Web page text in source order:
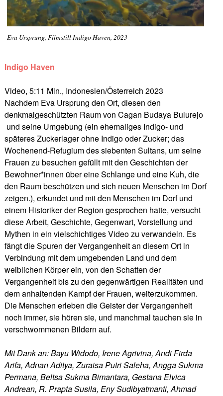
Eva Ursprung, Filmstill Indigo Haven, 2023
Indigo Haven
Video, 5:11 Min., Indonesien/Österreich 2023
Nachdem Eva Ursprung den Ort, diesen den
denkmalgeschützten Raum von Cagan Budaya Bulurejo
und seine Umgebung (ein ehemaliges Indigo- und
späteres Zuckerlager ohne Indigo oder Zucker; das
Wochenend-Refugium des siebenten Sultans, um seine
Frauen zu besuchen gefüllt mit den Geschichten der
Bewohner*innen über eine Schlange und eine Kuh, die
den Raum beschützen und sich neuen Menschen im Dorf
zeigen.), erkundet und mit den Menschen im Dorf und
einem Historiker der Region gesprochen hatte, versucht
diese Arbeit, Geschichte, Gegenwart, Vorstellung und
Mythen in ein vielschichtiges Video zu verwandeln. Es
fängt die Spuren der Vergangenheit an diesem Ort in
Verbindung mit dem umgebenden Land und dem
weiblichen Körper ein, von den Schatten der
Vergangenheit bis zu den gegenwärtigen Realitäten und
dem anhaltenden Kampf der Frauen, weiterzukommen.
Die Menschen erleben die Geister der Vergangenheit
noch immer, sie hören sie, und manchmal tauchen sie in
verschwommenen Bildern auf.
Mit Dank an: Bayu Widodo, Irene Agrivina, Andi Firda
Arifa, Adnan Aditya, Zuraisa Putri Saleha, Angga Sukma
Permana, Beltsa Sukma Bimantara, Gestana Elvica
Andrean, R. Prapta Susila, Eny Sudibyatmanti, Ahmad